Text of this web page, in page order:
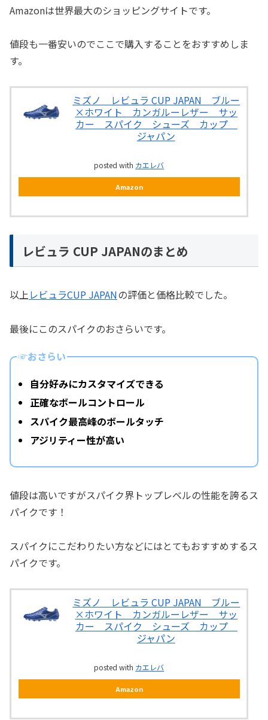
Amazonは世界最大のショッピングサイトです。
値段も一番安いのでここで購入することをおすすめしま
す。
ミズノ レビュラ CUP JAPAN ブルー
×ホワイト カンガルーレザー サッ
カー スパイク シューズ カップ
ジャパン
posted with カエレバ
Amazon
レビュラ CUP JAPANのまとめ
以上レビュラCUP JAPANの評価と価格比較でした。
最後にこのスパイクのおさらいです。
☞おさらい
自分好みにカスタマイズできる
正確なボールコントロール
スパイク最高峰のボールタッチ
アジリティー性が高い
値段は高いですがスパイク界トップレベルの性能を誇るス
パイクです！
スパイクにこだわりたい方などにはとてもおすすめするス
パイクです。
ミズノ レビュラ CUP JAPAN ブルー
×ホワイト カンガルーレザー サッ
カー スパイク シューズ カップ
ジャパン
posted with カエレバ
Amazon